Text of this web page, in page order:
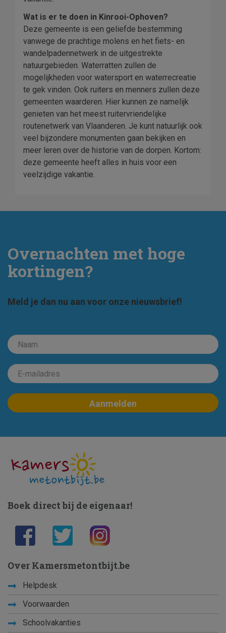
Wat is er te doen in Kinrooi-Ophoven?
Deze gemeente is een geliefde bestemming
vanwege de prachtige molens en het fiets- en
wandelpadennetwerk in de uitgestrekte
natuurgebieden. Waterratten zullen de
mogelijkheden voor watersport en waterrecreatie
te gek vinden. Ook ruiters en menners zullen deze
gemeenten waarderen. Hier kunnen ze namelijk
genieten van het meest ruitervriendelijke
routenetwerk van Vlaanderen. Je kunt natuurlijk ook
veel bijzondere monumenten gaan bekijken en
meer leren over de historie van de dorpen. Kortom:
deze gemeente heeft alles in huis voor een
veelzijdige vakantie.
Overnachten met hoge
kortingen?
Meld je dan nu aan voor onze nieuwsbrief!
Boek direct bij de eigenaar!
Over Kamersmetontbijt.be
Helpdesk
Voorwaarden
Schoolvakanties